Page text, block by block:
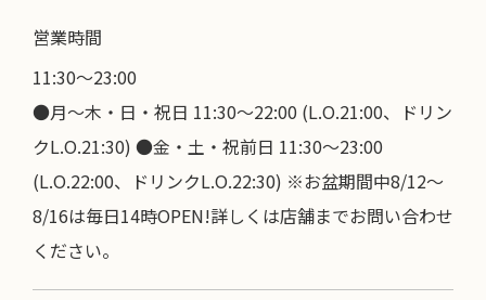
営業時間
11:30〜23:00
●月～木・日・祝日 11:30～22:00 (L.O.21:00、ドリン
クL.O.21:30) ●金・土・祝前日 11:30～23:00
(L.O.22:00、ドリンクL.O.22:30) ※お盆期間中8/12～
8/16は毎日14時OPEN!詳しくは店舗までお問い合わせ
ください。